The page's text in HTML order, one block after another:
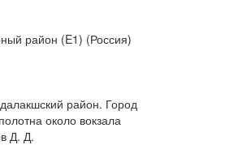
район (E1) (Россия)
район. Город
около вокзала
Д. Д.